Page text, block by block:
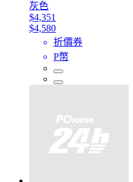
灰色
$4,351
$4,580
折價券
P幣